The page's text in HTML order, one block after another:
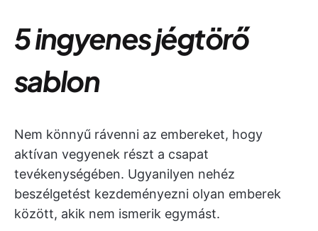
5 ingyenes jégtörő
sablon
Nem könnyű rávenni az embereket, hogy
aktívan vegyenek részt a csapat
tevékenységében. Ugyanilyen nehéz
beszélgetést kezdeményezni olyan emberek
között, akik nem ismerik egymást.